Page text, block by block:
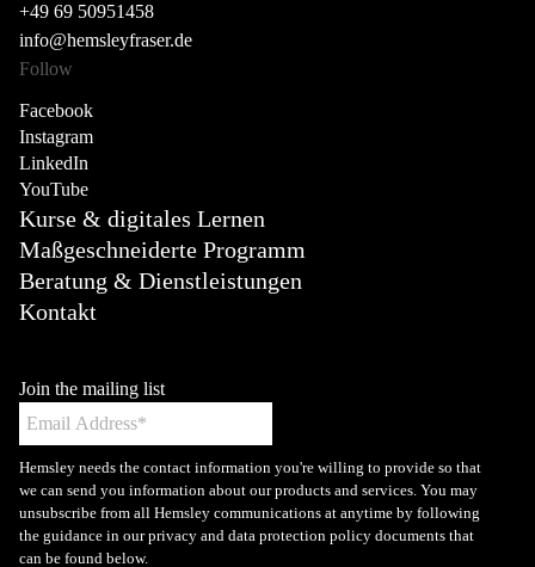
+49 69 50951458
info@hemsleyfraser.de
Follow
Facebook
Instagram
LinkedIn
YouTube
Kurse & digitales Lernen
Maßgeschneiderte Programm
Beratung & Dienstleistungen
Kontakt
Join the mailing list
Hemsley needs the contact information you're willing to provide so that
we can send you information about our products and services. You may
unsubscribe from all Hemsley communications at anytime by following
the guidance in our privacy and data protection policy documents that
can be found below.